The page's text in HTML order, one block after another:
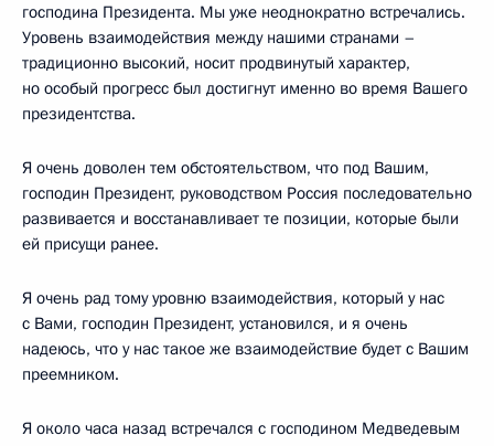
господина Президента. Мы уже неоднократно встречались.
Уровень взаимодействия между нашими странами –
традиционно высокий, носит продвинутый характер,
но особый прогресс был достигнут именно во время Вашего
президентства.
Я очень доволен тем обстоятельством, что под Вашим,
господин Президент, руководством Россия последовательно
развивается и восстанавливает те позиции, которые были
ей присущи ранее.
Я очень рад тому уровню взаимодействия, который у нас
с Вами, господин Президент, установился, и я очень
надеюсь, что у нас такое же взаимодействие будет с Вашим
преемником.
Я около часа назад встречался с господином Медведевым